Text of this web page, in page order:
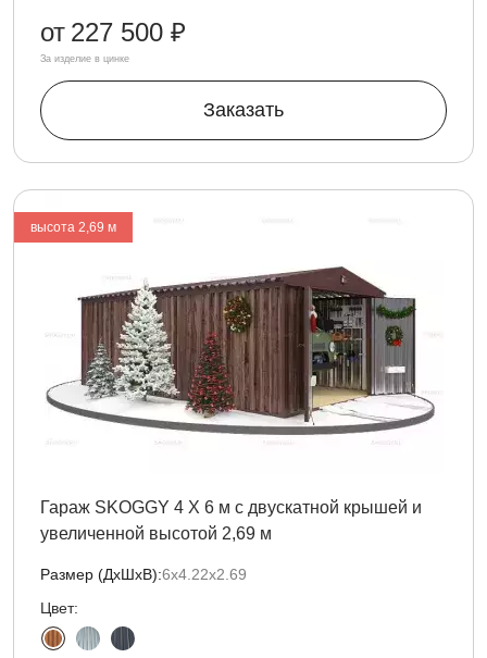
от 227 500 ₽
За изделие в цинке
Заказать
высота 2,69 м
Гараж SKOGGY 4 Х 6 м с двускатной крышей и
увеличенной высотой 2,69 м
Размер (ДxШxВ):6х4.22х2.69
Цвет: